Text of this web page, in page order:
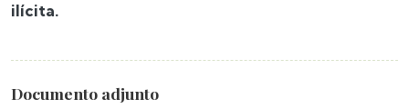
ilícita.
Documento adjunto